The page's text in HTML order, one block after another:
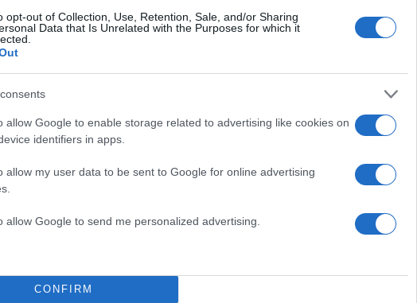
opt-out of Collection, Use, Retention, Sale, and/or Sharing
Data that Is Unrelated with the Purposes for which it
allow Google to enable storage related to advertising like cookies on
identifiers in apps.
allow my user data to be sent to Google for online advertising
allow Google to send me personalized advertising.
CONFIRM